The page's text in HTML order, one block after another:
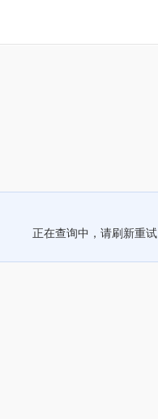
正在查询中，请刷新重试